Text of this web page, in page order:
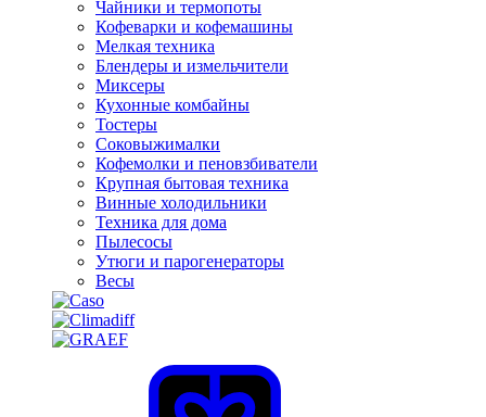
Чайники и термопоты
Кофеварки и кофемашины
Мелкая техника
Блендеры и измельчители
Миксеры
Кухонные комбайны
Тостеры
Соковыжималки
Кофемолки и пеновзбиватели
Крупная бытовая техника
Винные холодильники
Техника для дома
Пылесосы
Утюги и парогенераторы
Весы